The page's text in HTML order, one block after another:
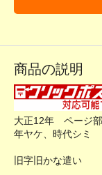
商品の説明
大正12年 ページ
年ヤケ、時代シミ
旧字旧かな遣い